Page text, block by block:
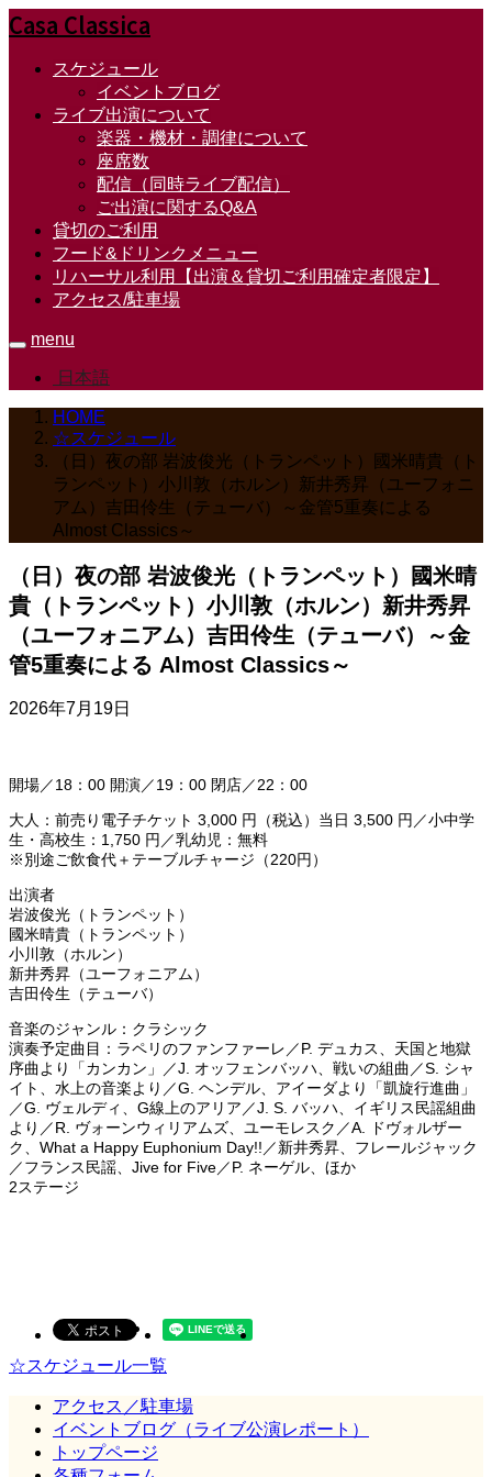
Casa Classica
スケジュール
イベントブログ
ライブ出演について
楽器・機材・調律について
座席数
配信（同時ライブ配信）
ご出演に関するQ&A
貸切のご利用
フード&ドリンクメニュー
リハーサル利用【出演＆貸切ご利用確定者限定】
アクセス/駐車場
menu
日本語
HOME
☆スケジュール
（日）夜の部 岩波俊光（トランペット）國米晴貴（ト
ランペット）小川敦（ホルン）新井秀昇（ユーフォニ
アム）吉田伶生（テューバ）～金管5重奏による
Almost Classics～
（日）夜の部 岩波俊光（トランペット）國米晴
貴（トランペット）小川敦（ホルン）新井秀昇
（ユーフォニアム）吉田伶生（テューバ）～金
管5重奏による Almost Classics～
2026年7月19日
開場／18：00 開演／19：00 閉店／22：00
大人：前売り電子チケット 3,000 円（税込）当日 3,500 円／小中学
生・高校生：1,750 円／乳幼児：無料
※別途ご飲食代＋テーブルチャージ（220円）
出演者
岩波俊光（トランペット）
國米晴貴（トランペット）
小川敦（ホルン）
新井秀昇（ユーフォニアム）
吉田伶生（テューバ）
音楽のジャンル：クラシック
演奏予定曲目：ラペリのファンファーレ／P. デュカス、天国と地獄
序曲より「カンカン」／J. オッフェンバッハ、戦いの組曲／S. シャ
イト、水上の音楽より／G. ヘンデル、アイーダより「凱旋行進曲」
／G. ヴェルディ、G線上のアリア／J. S. バッハ、イギリス民謡組曲
より／R. ヴォーンウィリアムズ、ユーモレスク／A. ドヴォルザー
ク、What a Happy Euphonium Day!!／新井秀昇、フレールジャック
／フランス民謡、Jive for Five／P. ネーゲル、ほか
2ステージ
☆スケジュール一覧
アクセス／駐車場
イベントブログ（ライブ公演レポート）
トップページ